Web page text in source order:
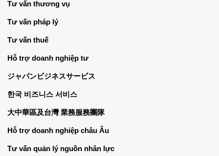
Tư vấn thương vụ
Tư vấn pháp lý
Tư vấn thuế
Hỗ trợ doanh nghiệp tư
ジャパンビジネスサービス
한국 비즈니스 서비스
大中華區及台灣 業務服務團隊
Hỗ trợ doanh nghiệp châu Âu
Tư vấn quản lý nguồn nhân lực